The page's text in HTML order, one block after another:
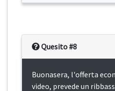
Quesito #8
Buonasera, l'offerta
video, prevede un